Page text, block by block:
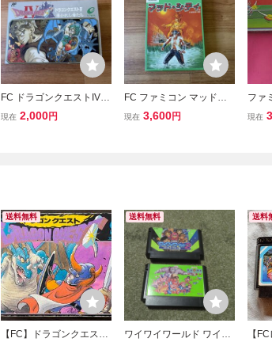
FC ドラゴンクエストIV
導かれし者たち ファミコ
現在 2,000円
FC ファミコン マッド・
シティ KONAMI 箱・説明
現在 3,600円
ファ
箱
現在
送料無料
【FC】ドラゴンクエスト
送料無料
ワイワイワールド ワイワ
送料
【